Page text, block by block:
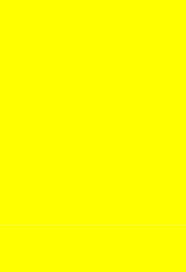
mogą pojawić się na stronach
firm będących naszymi partnerami oraz
Firmy te działają w charakterze
nasze treści w postaci wiadomości,